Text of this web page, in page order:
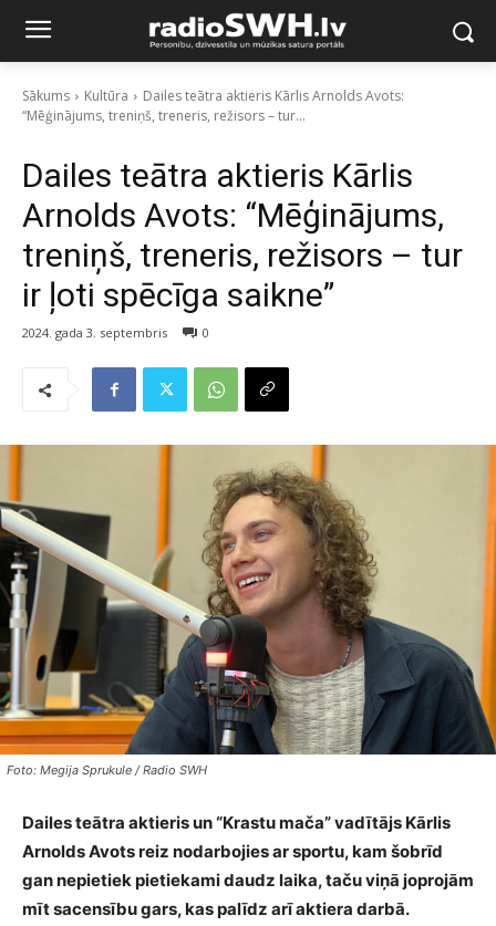
Sākums Kultūra
Dailes teātra aktieris Kārlis Arnolds Avots:
“Mēģinājums, treniņš, treneris, režisors – tur...
Dailes teātra aktieris Kārlis
Arnolds Avots: “Mēģinājums,
treniņš, treneris, režisors – tur
ir ļoti spēcīga saikne”
2024. gada 3. septembris 0
Foto: Megija Sprukule / Radio SWH
Dailes teātra aktieris un “Krastu mača” vadītājs Kārlis
Arnolds Avots reiz nodarbojies ar sportu, kam šobrīd
gan nepietiek pietiekami daudz laika, taču viņā joprojām
mīt sacensību gars, kas palīdz arī aktiera darbā.